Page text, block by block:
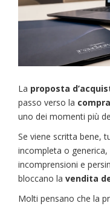
La proposta
passo verso la
uno dei momenti più
Se viene scritta bene,
incompleta o
incomprensioni e
bloccano la vendita
Molti pensano che la